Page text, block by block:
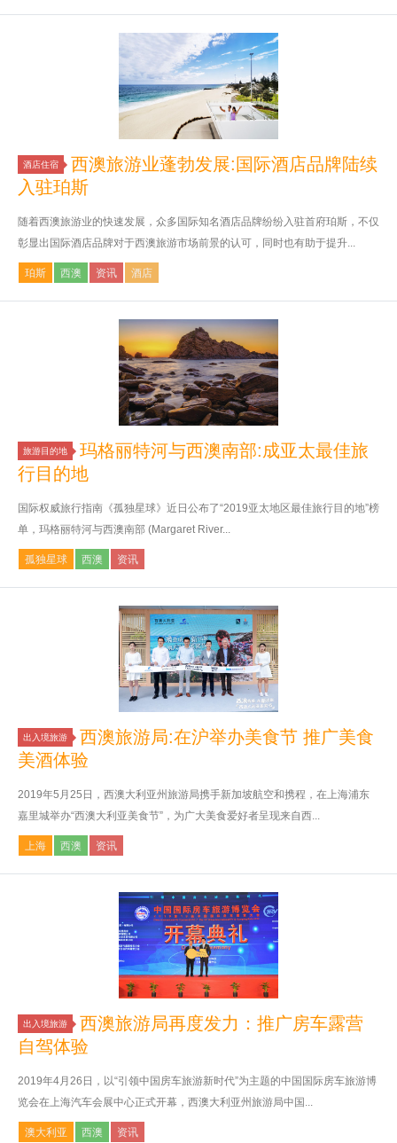
酒店住宿
西澳旅游业蓬勃发展:国际酒店品牌陆续
入驻珀斯
随着西澳旅游业的快速发展，众多国际知名酒店品牌纷纷入驻首府珀斯，不仅
彰显出国际酒店品牌对于西澳旅游市场前景的认可，同时也有助于提升...
珀斯 西澳 资讯 酒店
旅游目的地
玛格丽特河与西澳南部:成亚太最佳旅
行目的地
国际权威旅行指南《孤独星球》近日公布了“2019亚太地区最佳旅行目的地”榜
单，玛格丽特河与西澳南部 (Margaret River...
孤独星球 西澳 资讯
出入境旅游
西澳旅游局:在沪举办美食节 推广美食
美酒体验
2019年5月25日，西澳大利亚州旅游局携手新加坡航空和携程，在上海浦东
嘉里城举办“西澳大利亚美食节”，为广大美食爱好者呈现来自西...
上海 西澳 资讯
出入境旅游
西澳旅游局再度发力：推广房车露营
自驾体验
2019年4月26日，以“引领中国房车旅游新时代”为主题的中国国际房车旅游博
览会在上海汽车会展中心正式开幕，西澳大利亚州旅游局中国...
澳大利亚 西澳 资讯